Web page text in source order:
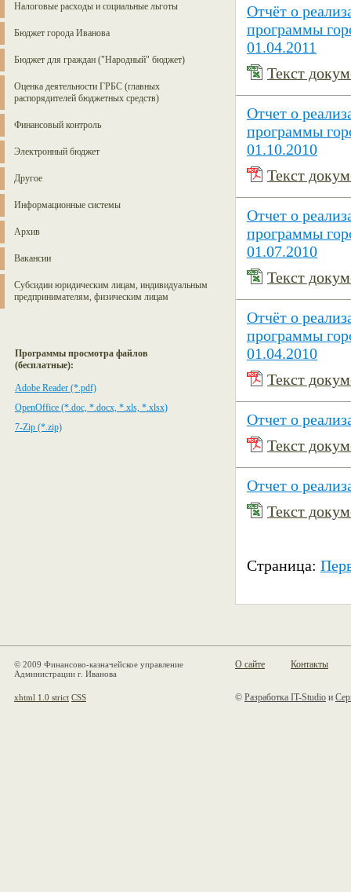
Налоговые расходы и социальные льготы
Бюджет города Иванова
Бюджет для граждан ("Народный" бюджет)
Оценка деятельности ГРБС (главных
распорядителей бюджетных средств)
Финансовый контроль
Электронный бюджет
Другое
Информационные системы
Архив
Вакансии
Субсидии юридическим лицам, индивидуальным
предпринимателям, физическим лицам
Программы просмотра файлов
(бесплатные):
Adobe Reader (*.pdf)
OpenOffice (*.doc, *.docx, *.xls, *.xlsx)
7-Zip (*.zip)
Отчёт о
программы
01.04.2011
Текст
Отчет о
программы
01.10.2010
Текст
Отчет о
программы
01.07.2010
Текст
Отчёт о
программы
01.04.2010
Текст
Отчет о
Текст
Отчет о
Текст
Страница:
© 2009 Финансово-казначейское управление
Администрации г. Иванова
О сайте Контакты
© Разработка IT-Studio и
xhtml 1.0 strict CSS